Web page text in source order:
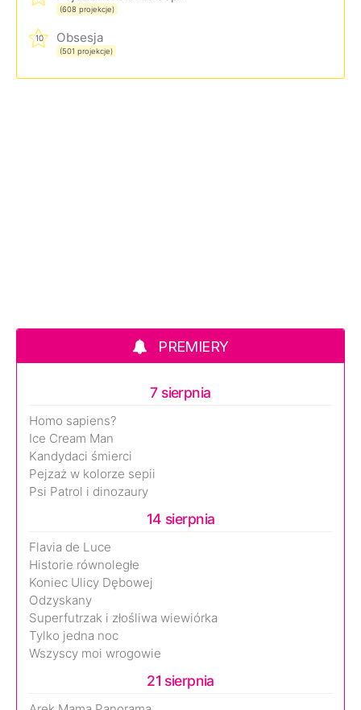
(608 projekcje)
10 Obsesja
(501 projekcje)
PREMIERY
7 sierpnia
Homo sapiens?
Ice Cream Man
Kandydaci śmierci
Pejzaż w kolorze sepii
Psi Patrol i dinozaury
14 sierpnia
Flavia de Luce
Historie równoległe
Koniec Ulicy Dębowej
Odzyskany
Superfutrzak i złośliwa wiewiórka
Tylko jedna noc
Wszyscy moi wrogowie
21 sierpnia